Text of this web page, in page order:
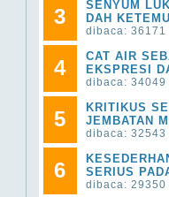
3
SENYUM
DAH
dibaca: 36171
4
CAT AIR
EKSPRESI
dibaca: 34049
5
KRITIKUS
JEMBATAN
dibaca: 32543
6
SERIUS
dibaca: 29350